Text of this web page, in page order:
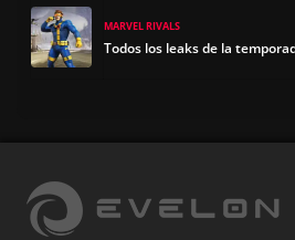
MARVEL RIVALS
Todos los leaks de la